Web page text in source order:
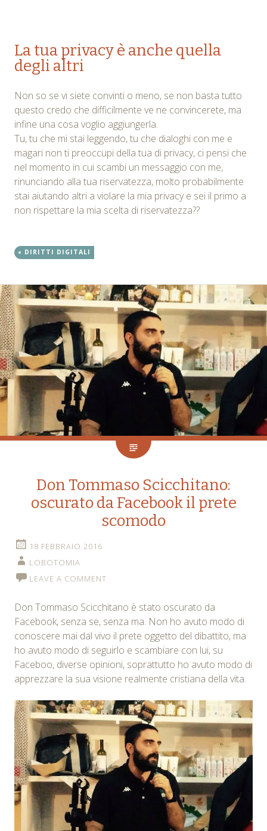
La tua privacy è anche quella
degli altri
Non so se vi siete convinti o meno, se non basta tutto
questo credo che difficilmente ve ne convincerete, ma
infine una cosa voglio aggiungerla.
Tu, tu che mi stai leggendo, tu che dialoghi con me e
magari non ti preoccupi della tua di privacy, ci pensi che
nel momento in cui scambi un messaggio con me,
rinunciando alla tua riservatezza, molto probabilmente
stai aiutando altri a violare la mia privacy e sei il primo a
non rispettare la mia scelta di riservatezza??
DIRITTI DIGITALI
Don Tommaso Scicchitano:
oscurato da Facebook il prete
scomodo
18 FEBBRAIO 2016
LOBOTOMIA
LEAVE A COMMENT
Don Tommaso Scicchitano è stato oscurato da
Facebook, senza se, senza ma. Non ho avuto modo di
conoscere mai dal vivo il prete oggetto del dibattito, ma
ho avuto modo di seguirlo e scambiare con lui, su
Faceboo, diverse opinioni, soprattutto ho avuto modo di
apprezzare la sua visione realmente cristiana della vita.